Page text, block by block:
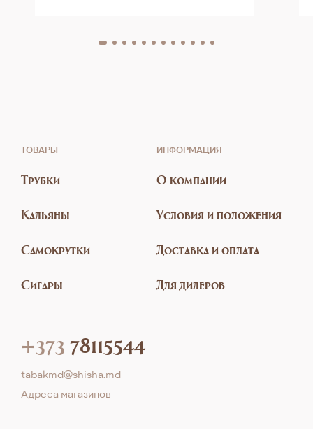
ТОВАРЫ
Трубки
Кальяны
Самокрутки
Сигары
ИНФОРМАЦИЯ
О компании
Условия и положения
Доставка и оплата
Для дилеров
+373 78115544
tabakmd@shisha.md
Aдреса магазинов